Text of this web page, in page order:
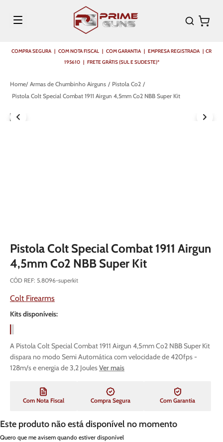
COMPRA SEGURA | COM NOTA FISCAL | COM GARANTIA | EMPRESA REGISTRADA | CR
195610 | FRETE GRÁTIS (SUL E SUDESTE)*
Armas de Chumbinho Airguns
Pistola Co2
Pistola Colt Special Combat 1911 Airgun 4,5mm Co2 NBB Super Kit
Pistola Colt Special Combat 1911 Airgun
4,5mm Co2 NBB Super Kit
CÓD REF: 5.8096-superkit
Colt Firearms
Kits disponíveis:
A Pistola Colt Special Combat 1911 Airgun 4,5mm Co2 NBB Super Kit
dispara no modo Semi Automática com velocidade de 420fps -
128m/s e energia de 3,2 JoulesVer mais
Com Nota Fiscal Compra Segura Com Garantia
Este produto não está disponível no momento
Quero que me avisem quando estiver disponível